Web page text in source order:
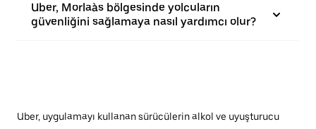
Uber, Morlaàs bölgesinde yolcuların
güvenliğini sağlamaya nasıl yardımcı olur?
Uber, uygulamayı kullanan sürücülerin alkol ve uyuşturucu